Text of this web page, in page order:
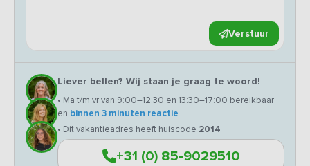
Verstuur
Liever bellen? Wij staan je graag te woord!
• Ma t/m vr van 9:00–12:30 en 13:30–17:00 bereikbaar
en binnen 3 minuten reactie
• Dit vakantieadres heeft huiscode 2014
+31 (0) 85-9029510